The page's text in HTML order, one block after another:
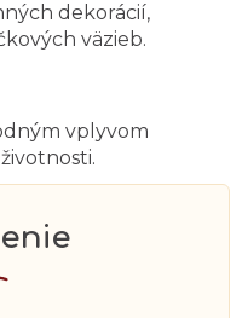
dekorácií,
väzieb.
vplyvom